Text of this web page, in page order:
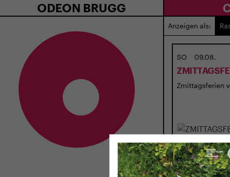
ODEON BRUGG
Anzeigen als:
SO 09.08.
Zmittagsferien